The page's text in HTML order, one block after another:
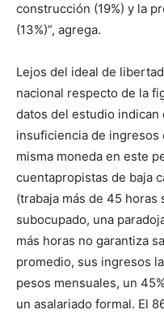
construcción (19%) y la
(13%)”, agrega.
Lejos del ideal de
nacional respecto de la
datos del estudio indican
insuficiencia de ingresos
misma moneda en este
cuentapropistas de baja
(trabaja más de 45 horas
subocupado, una
más horas no garantiza
promedio, sus ingresos
pesos mensuales, un
un asalariado formal. El